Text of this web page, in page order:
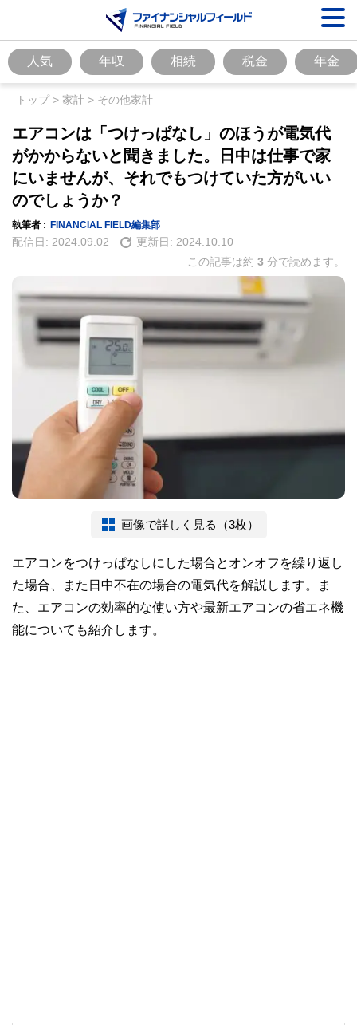
人気 年収 相続 税金 年金
トップ> 家計 > その他家計
エアコンは「つけっぱなし」のほうが電気代
がかからないと聞きました。日中は仕事で家
にいませんが、それでもつけていた方がいい
のでしょうか？
執筆者 : FINANCIAL FIELD編集部
配信日: 2024.09.02 更新日: 2024.10.10
この記事は約 3 分で読めます。
画像で詳しく見る（3枚）
エアコンをつけっぱなしにした場合とオンオフを繰り返し
た場合、また日中不在の場合の電気代を解説します。ま
た、エアコンの効率的な使い方や最新エアコンの省エネ機
能についても紹介します。